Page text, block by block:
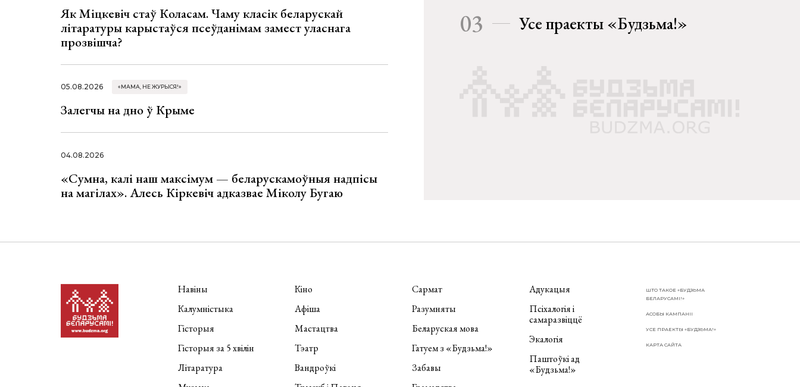
Як Міцкевіч стаў Коласам. Чаму класік беларускай
літаратуры карыстаўся псеўданімам замест уласнага
прозвішча?
05.08.2026 «МАМА, НЕ ЖУРЫСЯ!»
Залегчы на дно ў Крыме
04.08.2026
«Сумна, калі наш максімум — беларускамоўныя надпісы
на магілах». Алесь Кіркевіч адказвае Міколу Бугаю
03 Усе праекты «Будзьма!»
Навіны
Калумністыка
Гісторыя
Гісторыя за 5 хвілін
Літаратура
Кіно
Афіша
Мастацтва
Тэатр
Вандроўкі
Сармат
Разумняты
Беларуская мова
Гатуем з «Будзьма!»
Забавы
Адукацыя
Псіхалогія і
самаразвіццё
Экалогія
Паштоўкі ад
«Будзьма!»
ШТО ТАКОЕ «БУДЗЬМА
БЕЛАРУСАМІ!»
АСОБЫ КАМПАНІІ
УСЕ ПРАЕКТЫ «БУДЗЬМА!»
КАРТА САЙТА